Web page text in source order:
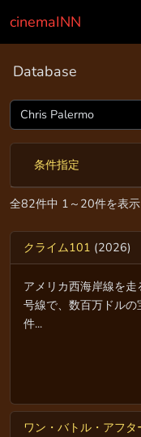
cinemaINN
Database
条件指定
全82件中 1～20件を表示
クライム101 (2026)
アメリカ西海岸線を
号線で、数百万ドル
件...
ワン・バトル・アフ